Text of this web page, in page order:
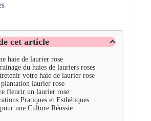
cet article
haie de laurier rose
du haies de lauriers roses
votre haie de laurier rose
plantation laurier rose
fleurir un laurier rose
Pratiques et Esthétiques
une Culture Réussie